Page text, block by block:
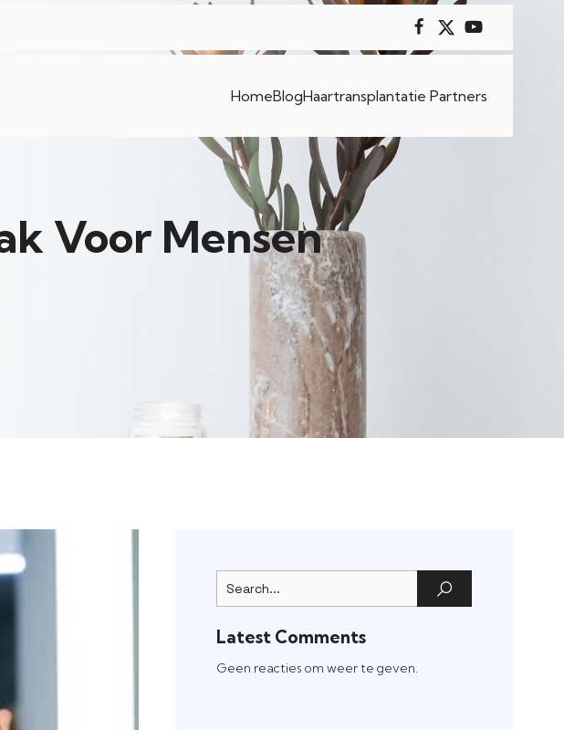
HomeBlogHaartransplantatie Partners
Voor Mensen
Latest Comments
Geen reacties om weer te geven.